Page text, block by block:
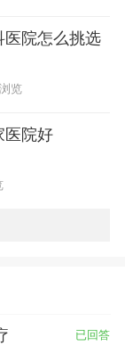
医院怎么挑选
览
医院好
已回答